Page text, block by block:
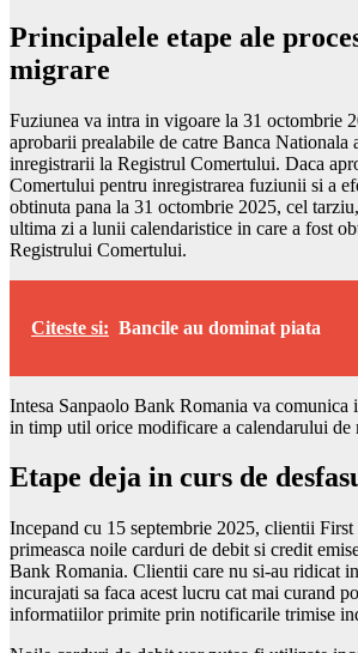
Principalele etape ale
migrare
Fuziunea va intra in vigoare la 31 octombrie
aprobarii prealabile de catre Banca Nationala
inregistrarii la Registrul Comertului. Daca
Comertului pentru inregistrarea fuziunii si a
obtinuta pana la 31 octombrie 2025, cel
ultima zi a lunii calendaristice in care a fost
Registrului Comertului.
Citeste si: Bancile au dominat piata
Intesa Sanpaolo Bank Romania va comunica
in timp util orice modificare a calendarului de
Etape deja in curs de
Incepand cu 15 septembrie 2025, clientii First
primeasca noile carduri de debit si credit
Bank Romania. Clientii care nu si-au ridicat
incurajati sa faca acest lucru cat mai curand
informatiilor primite prin notificarile trimise